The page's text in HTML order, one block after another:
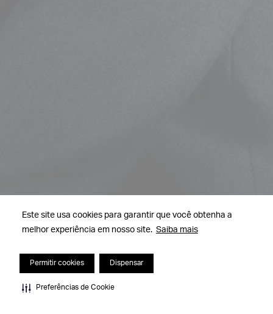
Este site usa cookies para garantir que você obtenha a
melhor experiência em nosso site. Saiba mais
Permitir cookies Dispensar
Preferências de Cookie